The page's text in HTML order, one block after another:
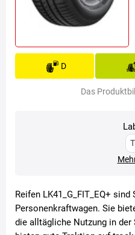
D
Das
Reifen LK41_G_FIT_EQ+
Personenkraftwagen. Sie
die alltägliche Nutzung in der